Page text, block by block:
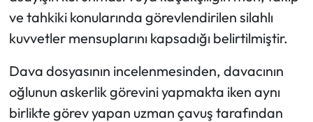
ve tahkiki konularında görevlendirilen silahlı
kuvvetler mensuplarını kapsadığı belirtilmiştir.
Dava dosyasının incelenmesinden, davacının
oğlunun askerlik görevini yapmakta iken aynı
birlikte görev yapan uzman çavuş tarafından